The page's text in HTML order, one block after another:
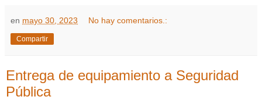
en mayo 30, 2023 No hay comentarios.:
Compartir
Entrega de equipamiento a Seguridad
Pública